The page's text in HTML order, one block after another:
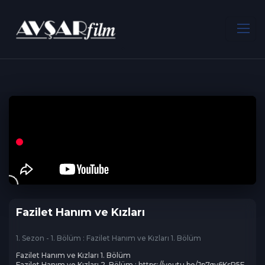
ANA SAYFA
Fazilet Hanım ve Kızları
1. Sezon - 1. Bölüm : Fazilet Hanım ve Kızları 1. Bölüm
Fazilet Hanım ve Kızları 1. Bölüm